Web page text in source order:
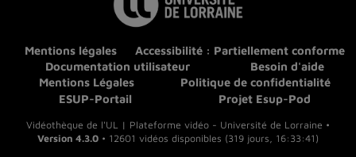
Mentions légales
Accessibilité : Partiellement conforme
Documentation utilisateur
Besoin d'aide
Mentions Légales
Politique de confidentialité
ESUP-Portail
Projet Esup-Pod
Vidéothèque de l'UL | Plateforme vidéo - Université de Lorraine •
Version 4.3.0 • 12601 vidéos disponibles (319 jours, 16:33:41)